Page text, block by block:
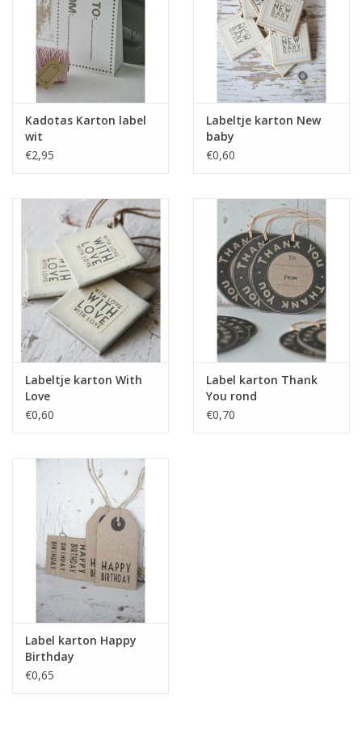
Kadotas Karton label
wit
€2,95
Labeltje karton New
baby
€0,60
Labeltje karton With
Love
€0,60
Label karton Thank
You rond
€0,70
Label karton Happy
Birthday
€0,65